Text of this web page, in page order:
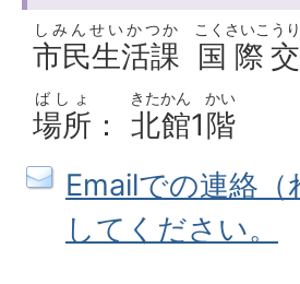
市民生活課
しみんせいかつか
国際
こくさいこう
場所
ばしょ
： 北館
きたかん
1階
かい
Emailでの連絡
してください。